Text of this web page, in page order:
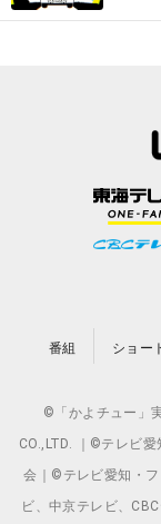
番組 ショー
©「かよチュー」
CO.,LTD. ｜©テレビ
会｜©テレビ愛知・
ビ、中京テレビ、